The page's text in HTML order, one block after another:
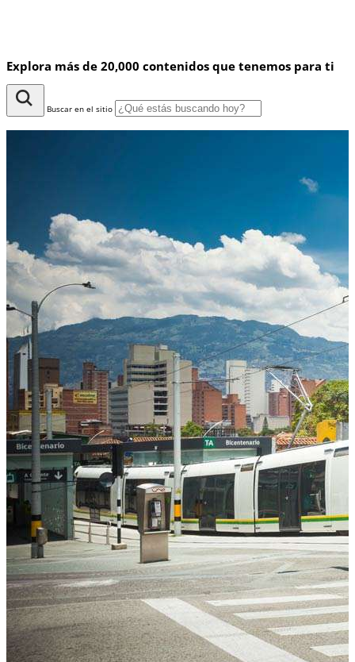
Explora más de 20,000 contenidos que tenemos para ti
Buscar en el sitio